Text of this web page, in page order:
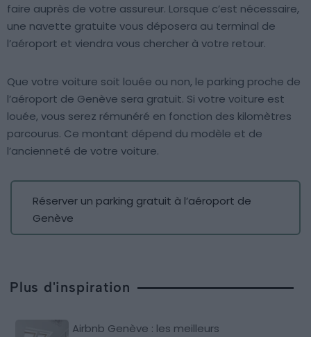
faire auprès de votre assureur. Lorsque c’est nécessaire,
une navette gratuite vous déposera au terminal de
l’aéroport et viendra vous chercher à votre retour.
Que votre voiture soit louée ou non, le parking proche de
l’aéroport de Genève sera gratuit. Si votre voiture est
louée, vous serez rémunéré en fonction des kilomètres
parcourus. Ce montant dépend du modèle et de
l’ancienneté de votre voiture.
Réserver un parking gratuit à l’aéroport de
Genève
Plus d'inspiration
Airbnb Genève : les meilleurs